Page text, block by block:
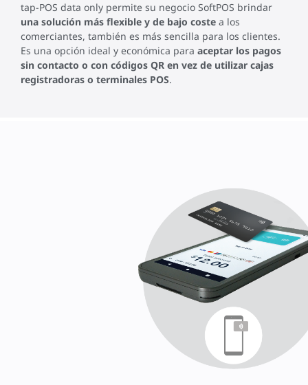
tap-POS data only permite su negocio SoftPOS brindar
una solución más flexible y de bajo coste a los
comerciantes, también es más sencilla para los clientes.
Es una opción ideal y económica para aceptar los pagos
sin contacto o con códigos QR en vez de utilizar cajas
registradoras o terminales POS.